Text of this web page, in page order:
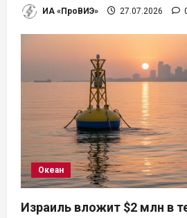
ИА «ПроВИЭ» 27.07.2026
Океан
Израиль вложит $2 млн в